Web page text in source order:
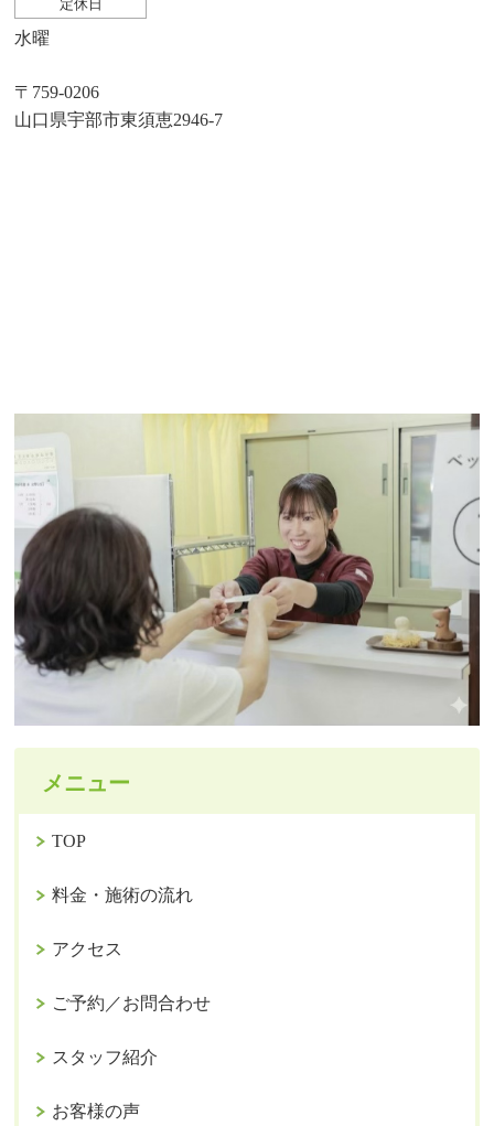
定休日
水曜
〒759-0206
山口県宇部市東須恵2946-7
メニュー
TOP
料金・施術の流れ
アクセス
ご予約／お問合わせ
スタッフ紹介
お客様の声